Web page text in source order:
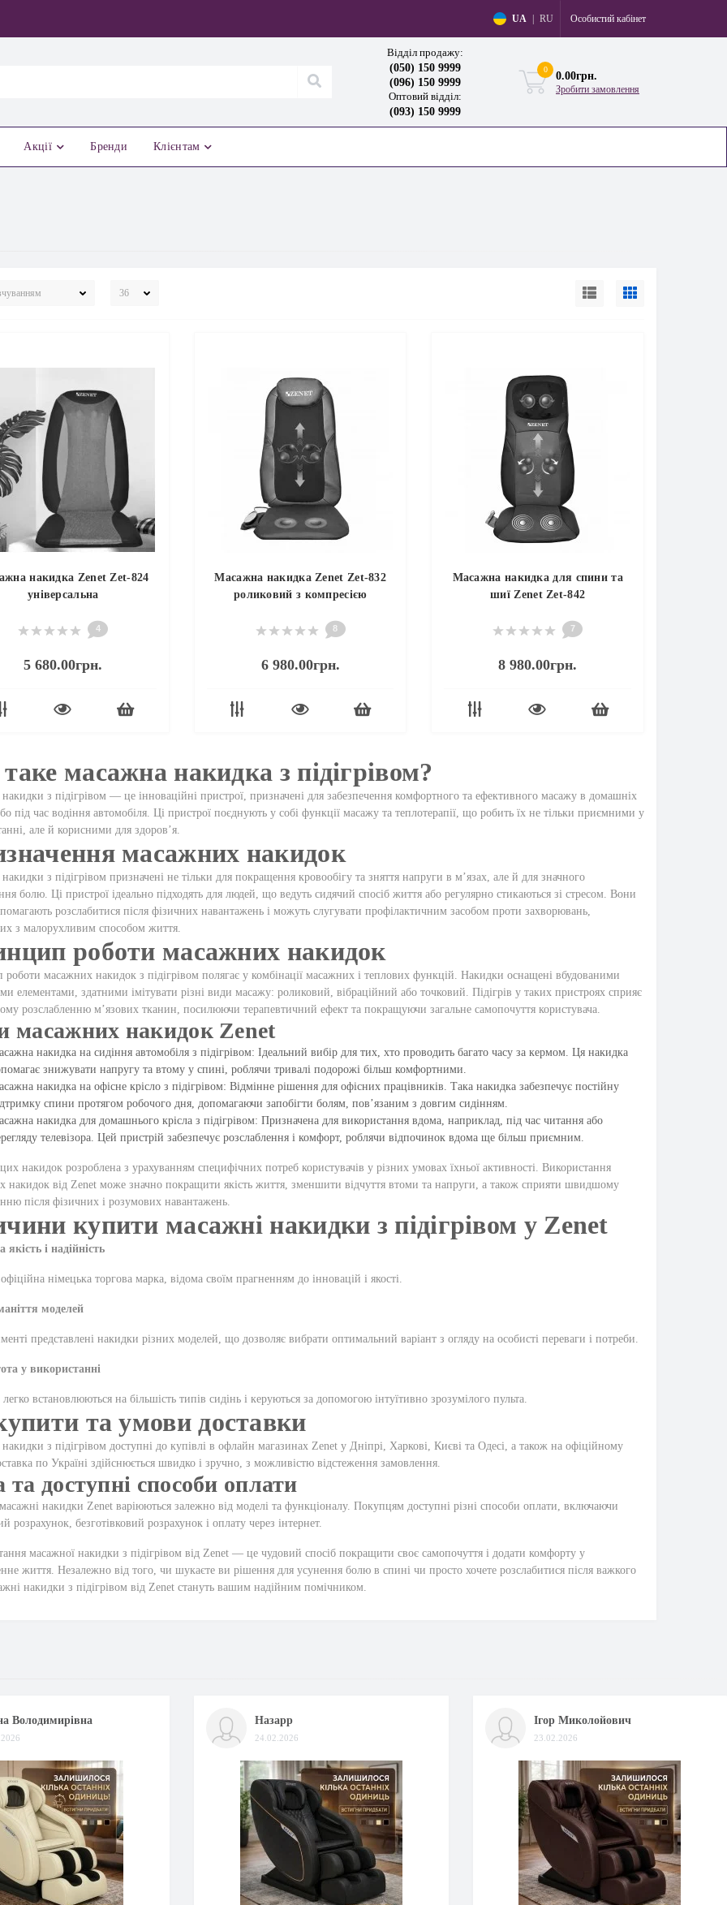
UA RU Особистий кабінет
Відділ продажу:
(050) 150 9999
(096) 150 9999
Оптовий відділ:
(093) 150 9999
0
0.00грн.
Зробити замовлення
Акції Бренди Клієнтам
накидка Zenet Zet-824
універсальна
4
5 680.00грн.
Масажна накидка Zenet Zet-832
роликовий з компресією
8
6 980.00грн.
Масажна накидка для спини та
шиї Zenet Zet-842
7
8 980.00грн.
масажна накидка з підігрівом?
з підігрівом — це інноваційні пристрої, призначені для забезпечення комфортного та ефективного масажу в домашніх
під час водіння автомобіля. Ці пристрої поєднують у собі функції масажу та теплотерапії, що робить їх не тільки приємними у
але й корисними для здоров’я.
масажних накидок
з підігрівом призначені не тільки для покращення кровообігу та зняття напруги в м’язах, але й для значного
болю. Ці пристрої ідеально підходять для людей, що ведуть сидячий спосіб життя або регулярно стикаються зі стресом. Вони
розслабитися після фізичних навантажень і можуть слугувати профілактичним засобом проти захворювань,
з малорухливим способом життя.
роботи масажних накидок
масажних накидок з підігрівом полягає у комбінації масажних і теплових функцій. Накидки оснащені вбудованими
елементами, здатними імітувати різні види масажу: роликовий, вібраційний або точковий. Підігрів у таких пристроях сприяє
розслабленню м’язових тканин, посилюючи терапевтичний ефект та покращуючи загальне самопочуття користувача.
масажних накидок Zenet
накидка на сидіння автомобіля з підігрівом: Ідеальний вибір для тих, хто проводить багато часу за кермом. Ця накидка
знижувати напругу та втому у спині, роблячи тривалі подорожі більш комфортними.
накидка на офісне крісло з підігрівом: Відмінне рішення для офісних працівників. Така накидка забезпечує постійну
спини протягом робочого дня, допомагаючи запобігти болям, пов’язаним з довгим сидінням.
накидка для домашнього крісла з підігрівом: Призначена для використання вдома, наприклад, під час читання або
телевізора. Цей пристрій забезпечує розслаблення і комфорт, роблячи відпочинок вдома ще більш приємним.
накидок розроблена з урахуванням специфічних потреб користувачів у різних умовах їхньої активності. Використання
накидок від Zenet може значно покращити якість життя, зменшити відчуття втоми та напруги, а також сприяти швидшому
після фізичних і розумових навантажень.
купити масажні накидки з підігрівом у Zenet
якість і надійність
німецька торгова марка, відома своїм прагненням до інновацій і якості.
моделей
представлені накидки різних моделей, що дозволяє вибрати оптимальний варіант з огляду на особисті переваги і потреби.
у використанні
встановлюються на більшість типів сидінь і керуються за допомогою інтуїтивно зрозумілого пульта.
та умови доставки
з підігрівом доступні до купівлі в офлайн магазинах Zenet у Дніпрі, Харкові, Києві та Одесі, а також на офіційному
по Україні здійснюється швидко і зручно, з можливістю відстеження замовлення.
та доступні способи оплати
накидки Zenet варіюються залежно від моделі та функціоналу. Покупцям доступні різні способи оплати, включаючи
розрахунок, безготівковий розрахунок і оплату через інтернет.
масажної накидки з підігрівом від Zenet — це чудовий спосіб покращити своє самопочуття і додати комфорту у
життя. Незалежно від того, чи шукаєте ви рішення для усунення болю в спині чи просто хочете розслабитися після важкого
накидки з підігрівом від Zenet стануть вашим надійним помічником.
Володимирівна Назарр
24.02.2026
Ігор Миколойович
23.02.2026